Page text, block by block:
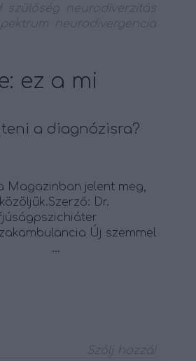
szülőség
neurodiverzitás
neurodivergencia
ez a mi
a diagnózisra?
Magazinban jelent meg,
Dr.
Új szemmel
…
Szólj hozzá!